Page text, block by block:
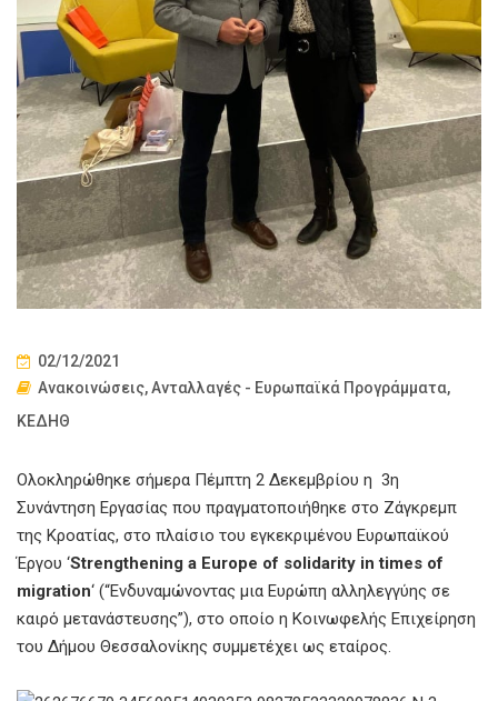
02/12/2021
Ανακοινώσεις,Ανταλλαγές - Ευρωπαϊκά Προγράμματα,
ΚΕΔΗΘ
Ολοκληρώθηκε σήμερα Πέμπτη 2 Δεκεμβρίου η 3η
Συνάντηση Εργασίας που πραγματοποιήθηκε στο Ζάγκρεμπ
της Κροατίας, στο πλαίσιο του εγκεκριμένου Ευρωπαϊκού
Έργου ‘Strengthening a Europe of solidarity in times of
migration‘ (“Ενδυναμώνοντας μια Ευρώπη αλληλεγγύης σε
καιρό μετανάστευσης”), στο οποίο η Κοινωφελής Επιχείρηση
του Δήμου Θεσσαλονίκης συμμετέχει ως εταίρος.